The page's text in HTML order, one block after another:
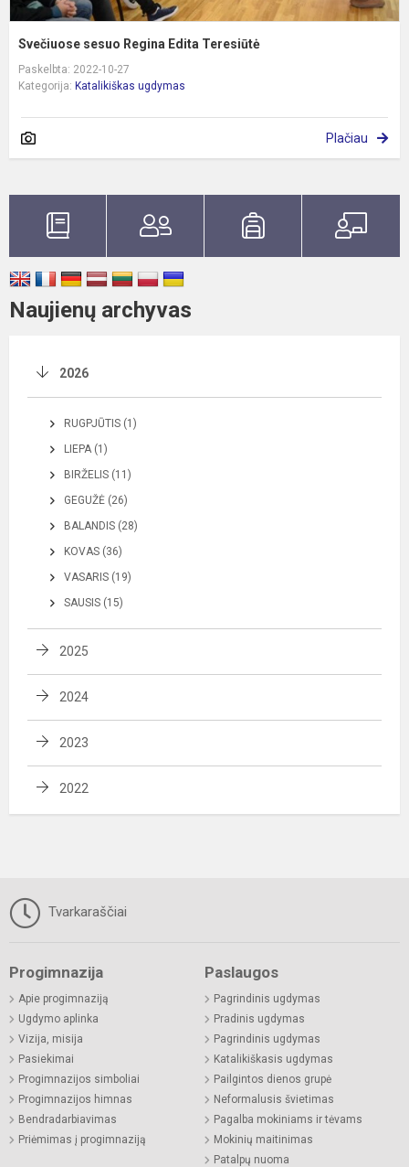
Svečiuose sesuo Regina Edita Teresiūtė
Paskelbta: 2022-10-27
Kategorija: Katalikiškas ugdymas
Plačiau
Naujienų archyvas
2026
RUGPJŪTIS (1)
LIEPA (1)
BIRŽELIS (11)
GEGUŽĖ (26)
BALANDIS (28)
KOVAS (36)
VASARIS (19)
SAUSIS (15)
2025
2024
2023
2022
Tvarkaraščiai
Progimnazija
Apie progimnaziją
Ugdymo aplinka
Vizija, misija
Pasiekimai
Progimnazijos simboliai
Progimnazijos himnas
Bendradarbiavimas
Priėmimas į progimnaziją
Paslaugos
Pagrindinis ugdymas
Pradinis ugdymas
Pagrindinis ugdymas
Katalikiškasis ugdymas
Pailgintos dienos grupė
Neformalusis švietimas
Pagalba mokiniams ir tėvams
Mokinių maitinimas
Patalpų nuoma